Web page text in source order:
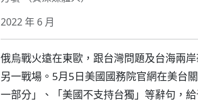
2022 年 6 月
俄烏戰火遠在東歐，跟台灣問題及台海兩
另一戰場。5月5日美國國務院官網在美台
一部分」、「美國不支持台獨」等辭句，